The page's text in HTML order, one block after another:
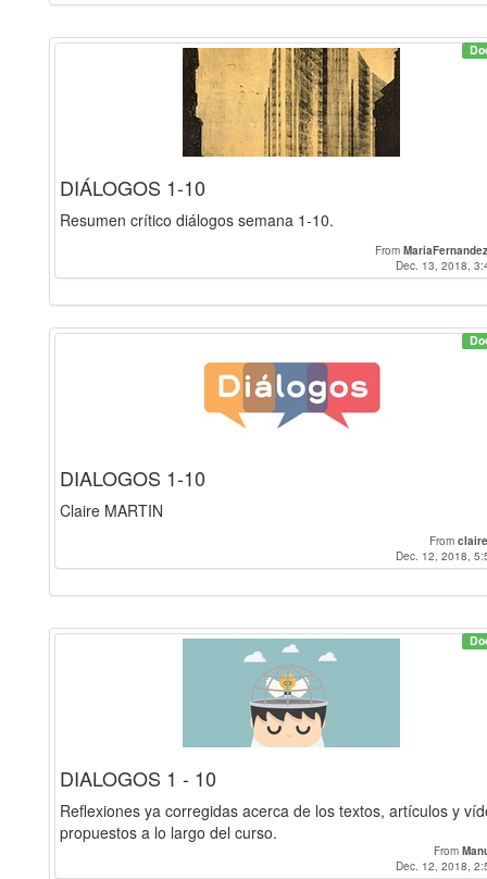
DIÁLOGOS 1-10
Resumen crítico diálogos semana 1-10.
From
Dec. 13, 2018,
DIALOGOS 1-10
Claire MARTIN
From
Dec. 12, 2018,
DIALOGOS 1 - 10
Reflexiones ya corregidas acerca de los textos, artículos y
propuestos a lo largo del curso.
From
Dec. 12, 2018,